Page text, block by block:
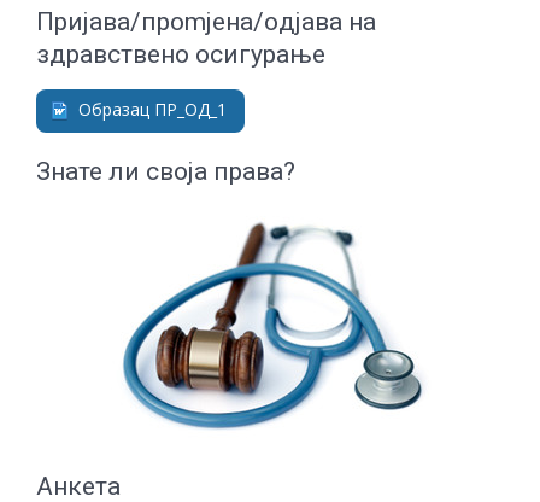
Приjaвa/прomjeнa/oдjaвa нa
здрaвствeнo oсигурaњe
Образац ПР_ОД_1
Знате ли своја права?
Анкета